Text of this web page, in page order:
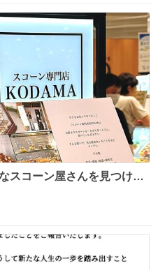
スコーン屋さんを見つけて
しまった。スコーンなんて
ね。